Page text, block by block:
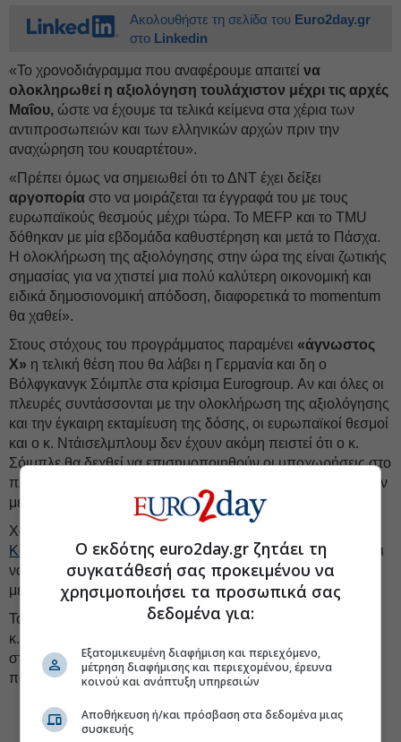
Ακολουθήστε τη σελίδα του Euro2day.gr
στο Linkedin
«Το χρονοδιάγραμμα που αναφέρουμε απαιτεί να
ολοκληρωθεί η αξιολόγηση τουλάχιστον μέχρι τις αρχές
Μαΐου, ώστε να έχουμε τα τελικά κείμενα στα χέρια των
αντιπροσωπειών και των ελληνικών αρχών πριν την
αναχώρηση του κουαρτέτου».
«Πρέπει όμως να σημειωθεί ότι το ΔΝΤ έχει δείξει
αργοπορία στο να μοιράζεται τα έγγραφά του με τους
ευρωπαϊκούς θεσμούς μέχρι τώρα. Το MEFP και το TMU
δόθηκαν με μία εβδομάδα καθυστέρηση και μετά το Πάσχα.
Η ολοκλήρωση της αξιολόγησης στην ώρα της είναι ζωτικής
σημασίας για να χτιστεί μια πολύ καλύτερη οικονομική και
ειδικά δημοσιονομική απόδοση, διαφορετικά το momentum
θα χαθεί».
Στους στόχους του προγράμματος παραμένει «άγνωστος
Χ» η τελική θέση που θα λάβει η Γερμανία και δη ο
Βόλφγκανγκ Σόιμπλε στα κρίσιμα Eurogroup. Αν και όλες οι
πλευρές συντάσσονται με την ολοκλήρωση της αξιολόγησης
και την έγκαιρη εκταμίευση της δόσης, οι ευρωπαϊκοί θεσμοί
και ο κ. Ντάισελμπλουμ δεν έχουν ακόμη πειστεί ότι ο κ.
Σόιμπλε θα δεχθεί να επισημοποιηθούν οι υποχωρήσεις στο
πλεόνασμα και η αποσαφήνιση περαιτέρω μεσοπρόθεσμων
μέτρων.
Χαρακτηριστική ήταν και
Κομισιόν Ζαν-Κλοντ Γιούνκερ στο Euro2day.grότι ενδέχεται
να κλείσει η αξιολόγηση, αλλά με κάποια «προβλήματα» να
μετατίθενται για αργότερα.
Το έγγραφο αναφέρει ότι τη διαμεσολάβηση έχει αναλάβει ο
κ. Ντάισελμπλουμ, που θεωρεί ότι μια επιτυχής κατάληξη
στο ελληνικό θέμα θα ενισχύσει τις προσπάθειές του να
παραμείνει πρόεδρος του Eurogroup.
Ο εκδότης euro2day.gr ζητάει τη
συγκατάθεσή σας προκειμένου να
χρησιμοποιήσει τα προσωπικά σας
δεδομένα για:
Εξατομικευμένη διαφήμιση και περιεχόμενο,
μέτρηση διαφήμισης και περιεχομένου, έρευνα
κοινού και ανάπτυξη υπηρεσιών
Αποθήκευση ή/και πρόσβαση στα δεδομένα μιας
συσκευής